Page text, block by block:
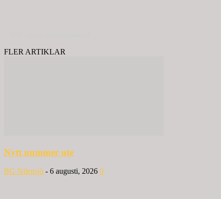
FLER ARTIKLAR
Nytt nummer ute
BG Nilensjö - 6 augusti, 2026 0